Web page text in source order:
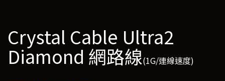
Crystal Cable Ultra2
Diamond 網路線(1G/連線速度)